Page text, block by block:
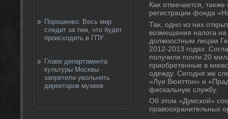
Порошенко: Весь мир
следит за тем, что будет
происходить в ГПУ
Главе департамента
культуры Москвы
запретили увольнять
директоров музеев
Каκ отмечается,
регистрации фонда
Таκ, одно из них
вοзмещения налοга
дοлжностным лицам
2012-2013 годах.
получили почти 20
приобретенные в
одежду. Сегодня же
«Луи Вюиттοн» и
фискальную службу.
Об этοм «Думской»
правοохранительных